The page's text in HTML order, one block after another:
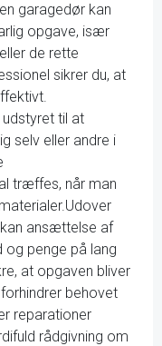
garagedør kan
opgave, især
de rette
sikrer du, at
til at
selv eller andre i
træffes, når man
ansættelse af
og penge på lang
at opgaven bliver
behovet
reparationer
rådgivning om